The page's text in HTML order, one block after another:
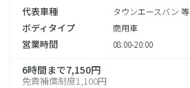
代表車種 タウンエースバン 等
ボディタイプ 商用車
営業時間 08:00-20:00
6時間まで7,150円
免責補償制度1,100円